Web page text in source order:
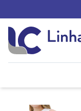
Linha